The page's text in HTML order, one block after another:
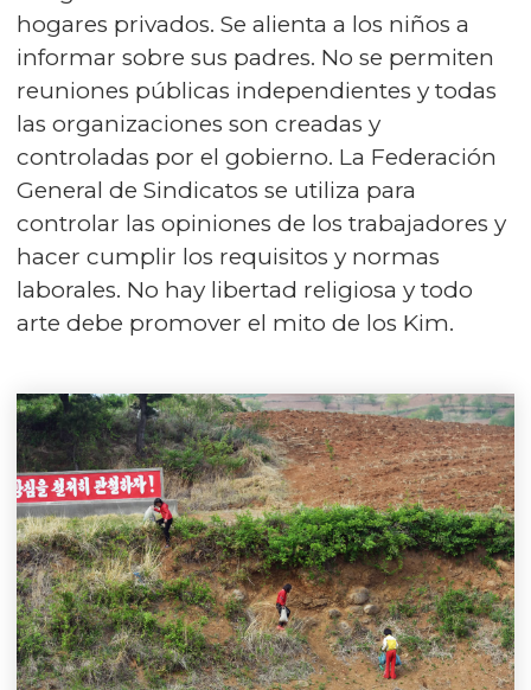
hogares privados. Se alienta a los niños a
informar sobre sus padres. No se permiten
reuniones públicas independientes y todas
las organizaciones son creadas y
controladas por el gobierno. La Federación
General de Sindicatos se utiliza para
controlar las opiniones de los trabajadores y
hacer cumplir los requisitos y normas
laborales. No hay libertad religiosa y todo
arte debe promover el mito de los Kim.